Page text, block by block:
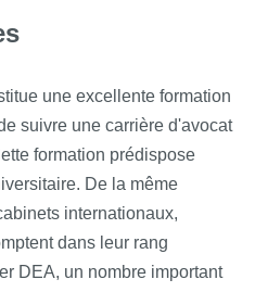
une excellente formation
suivre une carrière d'avocat
formation prédispose
De la même
internationaux,
dans leur rang
DEA, un nombre important